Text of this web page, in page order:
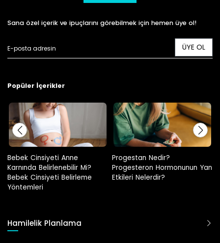
Sana özel içerik ve ipuçlarını görebilmek için hemen üye ol!
ÜYE OL
Popüler İçerikler
Progestan Nedir?
Progesteron Hormonunun Yan
Etkileri Nelerdir?
Hamilelikte Adet Görülür Mü?
Hamilelik Planlama